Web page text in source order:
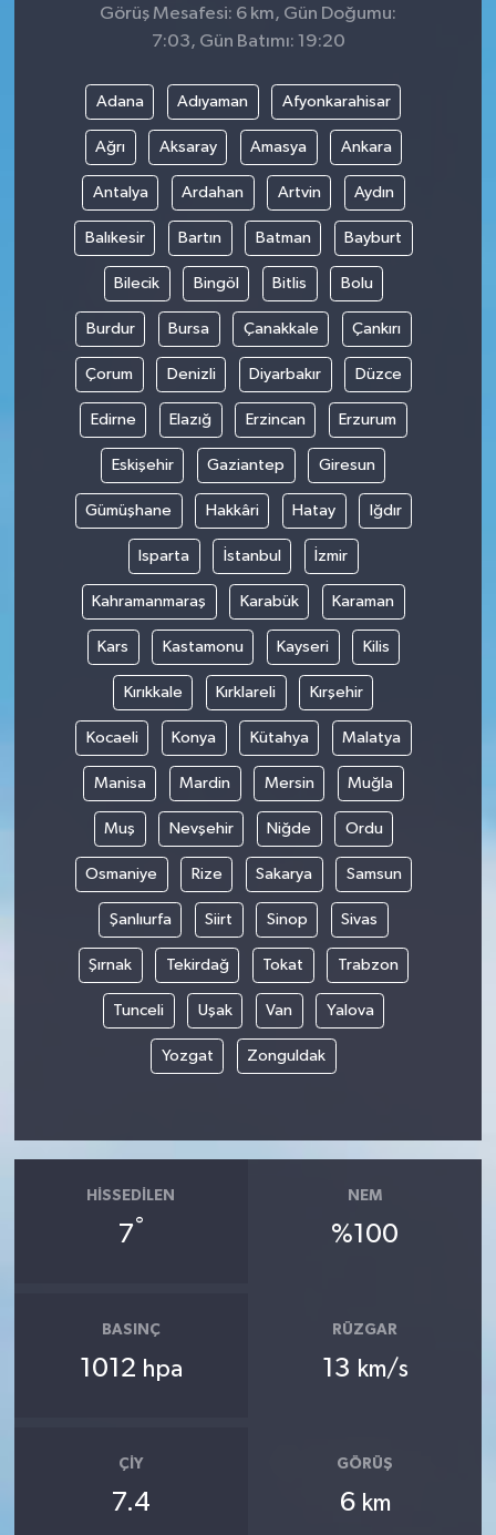
Görüş Mesafesi: 6 km, Gün Doğumu:
7:03, Gün Batımı: 19:20
Adana Adıyaman Afyonkarahisar
Ağrı Aksaray Amasya Ankara
Antalya Ardahan Artvin Aydın
Balıkesir Bartın Batman Bayburt
Bilecik Bingöl Bitlis Bolu
Burdur Bursa Çanakkale Çankırı
Çorum Denizli Diyarbakır Düzce
Edirne Elazığ Erzincan Erzurum
Eskişehir Gaziantep Giresun
Gümüşhane Hakkâri Hatay Iğdır
Isparta İstanbul İzmir
Kahramanmaraş Karabük Karaman
Kars Kastamonu Kayseri Kilis
Kırıkkale Kırklareli Kırşehir
Kocaeli Konya Kütahya Malatya
Manisa Mardin Mersin Muğla
Muş Nevşehir Niğde Ordu
Osmaniye Rize Sakarya Samsun
Şanlıurfa Siirt Sinop Sivas
Şırnak Tekirdağ Tokat Trabzon
Tunceli Uşak Van Yalova
Yozgat Zonguldak
HISSEDILEN
7°
NEM
%100
BASINÇ
1012 hpa
RÜZGAR
13 km/s
ÇIY
7.4
GÖRÜŞ
6 km